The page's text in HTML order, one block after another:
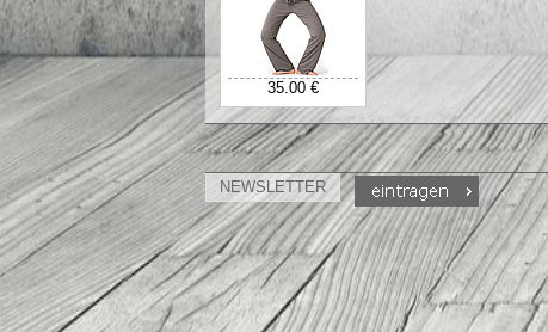
35.00 €
NEWSLETTER